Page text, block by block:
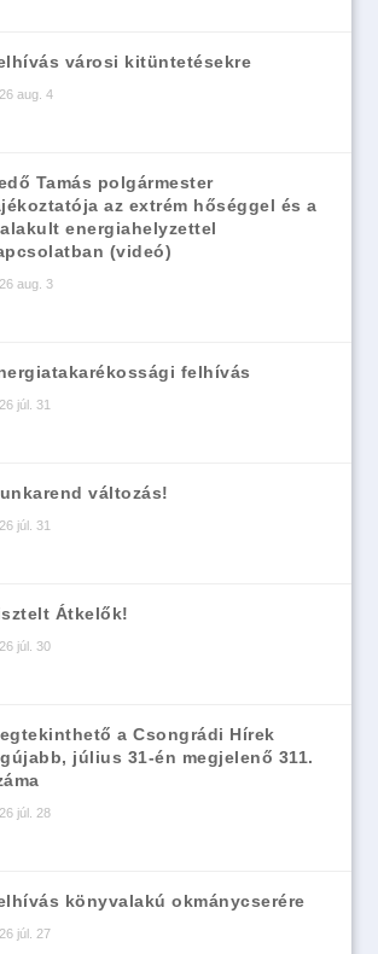
városi kitüntetésekre
aug. 4
Tamás polgármester
az extrém hőséggel és a
energiahelyzettel
(videó)
aug. 3
felhívás
júl. 31
változás!
júl. 31
Átkelők!
júl. 30
a Csongrádi Hírek
július 31-én megjelenő 311.
júl. 28
könyvalakú okmánycserére
júl. 27